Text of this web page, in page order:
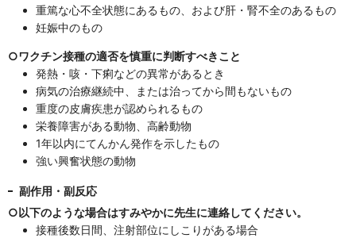
重篤な心不全状態にあるもの、および肝・腎不全のあるもの
妊娠中のもの
○ワクチン接種の適否を慎重に判断すべきこと
発熱・咳・下痢などの異常があるとき
病気の治療継続中、または治ってから間もないもの
重度の皮膚疾患が認められるもの
栄養障害がある動物、高齢動物
1年以内にてんかん発作を示したもの
強い興奮状態の動物
副作用・副反応
○以下のような場合はすみやかに先生に連絡してください。
接種後数日間、注射部位にしこりがある場合